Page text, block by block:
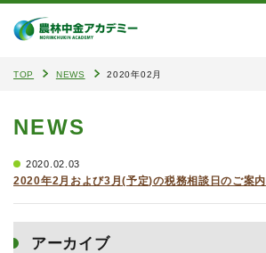
TOP NEWS 2020年02月
NEWS
2020.02.03
2020年2月および3月(予定)の税務相談日のご案内
アーカイブ